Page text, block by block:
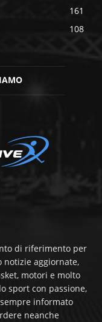
161
108
di riferimento per
aggiornate,
motori e molto
sport con passione,
informato
neanche